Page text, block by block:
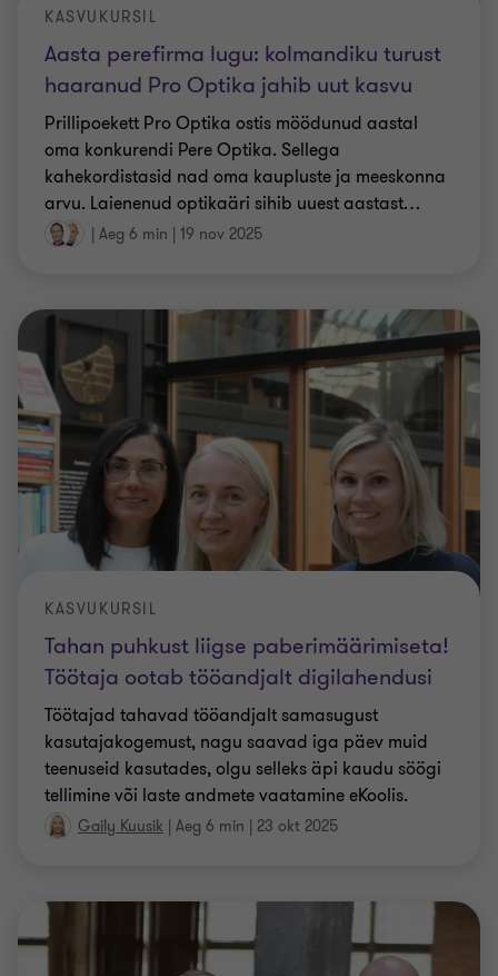
Aasta perefirma lugu: kolmandiku turust
haaranud Pro Optika jahib uut kasvu
KASVUKURSIL
Prillipoekett Pro Optika ostis möödunud aastal
oma konkurendi Pere Optika. Sellega
kahekordistasid nad oma kaupluste ja meeskonna
arvu. Laienenud optikaäri sihib uuest aastast…
| Aeg 6 min | 19 nov 2025
Tahan puhkust liigse paberimäärimiseta!
Töötaja ootab tööandjalt digilahendusi
KASVUKURSIL
Töötajad tahavad tööandjalt samasugust
kasutajakogemust, nagu saavad iga päev muid
teenuseid kasutades, olgu selleks äpi kaudu söögi
tellimine või laste andmete vaatamine eKoolis.
Gaily Kuusik | Aeg 6 min | 23 okt 2025